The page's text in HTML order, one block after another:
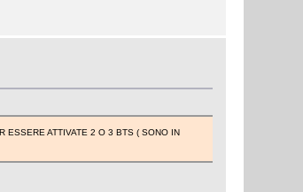
ESSERE ATTIVATE 2 O 3 BTS ( SONO IN